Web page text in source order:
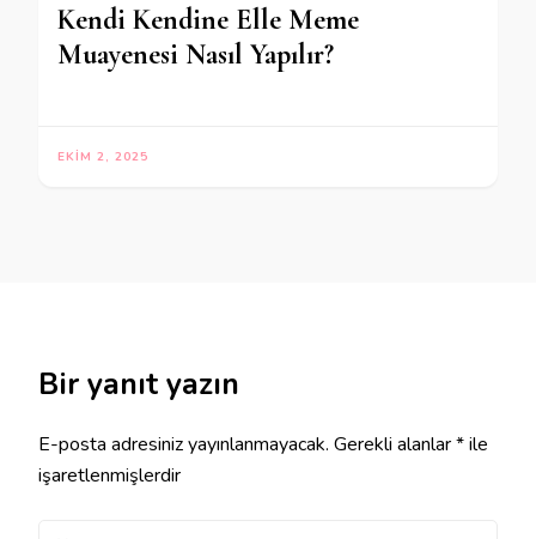
Kendi Kendine Elle Meme
Muayenesi Nasıl Yapılır?
EKIM 2, 2025
Bir yanıt yazın
E-posta adresiniz yayınlanmayacak. Gerekli alanlar*ile
işaretlenmişlerdir